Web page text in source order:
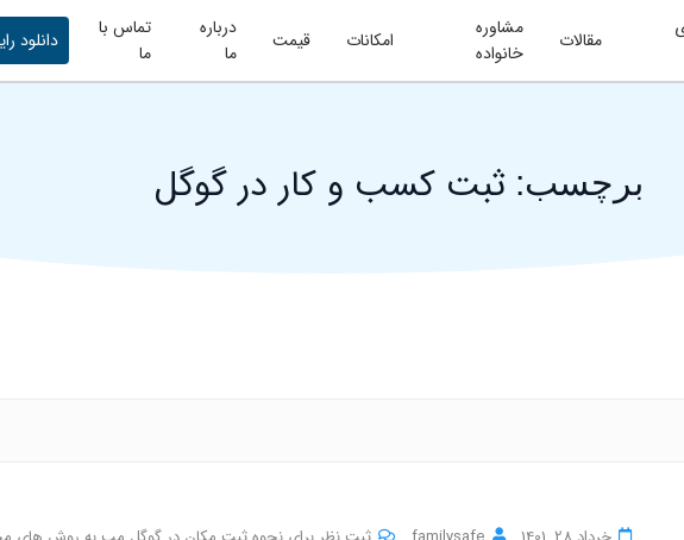
مقالات
مشاوره
خانواده
امکانات قیمت
درباره
ما
تماس با
ما
دانلود
برچسب:ثبت کسب و کار در گوگل